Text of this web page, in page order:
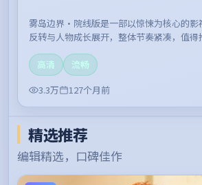
雾岛边界·院线版是一部以惊悚为核心的影
反转与人物成长展开，整体节奏紧凑，值得
高清
流畅
3.3万
127个月前
精选推荐
编辑精选，口碑佳作